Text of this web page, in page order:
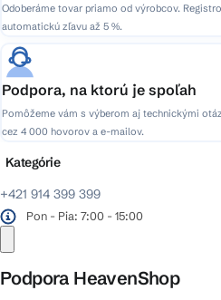
Odoberáme tovar priamo od výrobcov.
automatickú zľavu až 5 %.
Podpora, na ktorú je spoľah
Pomôžeme vám s výberom aj technickými
cez 4 000 hovorov a e-mailov.
+421 914 399 399
Pon - Pia: 7:00 - 15:00
Podpora HeavenShop
Kategórie